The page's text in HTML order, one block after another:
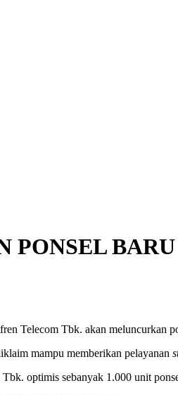
PONSEL BARU
Telecom Tbk. akan meluncurkan
mampu memberikan pelayanan
optimis sebanyak 1.000 unit